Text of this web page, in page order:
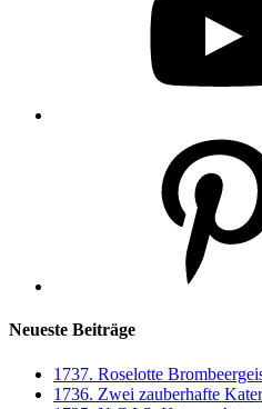
Neueste Beiträge
1737. Roselotte
1736. Zwei zauberhafte Kater